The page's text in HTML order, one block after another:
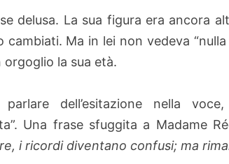
delusa. La sua figura era ancora
cambiati. Ma in lei non vedeva
la sua età.
dell’esitazione nella
Una frase sfuggita a Madame
i ricordi diventano confusi; ma